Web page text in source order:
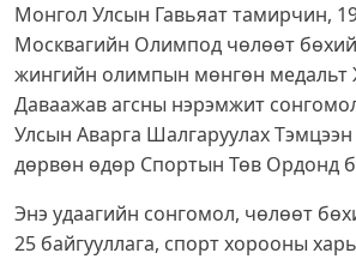
Монгол Улсын Гавьяат тамирчин,
Москвагийн Олимпод чөлөөт
жингийн олимпын мөнгөн
Даваажав агсны нэрэмжит
Улсын Аварга Шалгаруулах
дөрвөн өдөр Спортын Төв Ордонд
Энэ удаагийн сонгомол, чөлөөт
25 байгууллага, спорт хорооны